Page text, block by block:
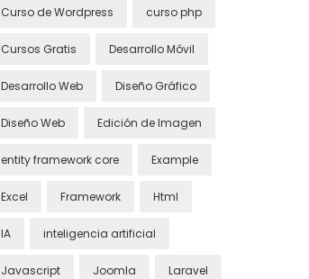
Curso de Wordpress curso php
Cursos Gratis Desarrollo Móvil
Desarrollo Web Diseño Gráfico
Diseño Web Edición de Imagen
entity framework core Example
Excel Framework Html
IA inteligencia artificial
Javascript Joomla Laravel